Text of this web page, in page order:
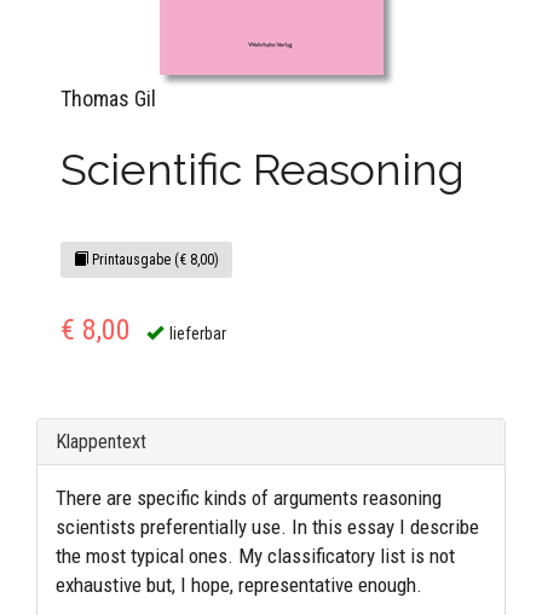
Thomas Gil
Scientific Reasoning
Printausgabe (€ 8,00)
€ 8,00 lieferbar
Klappentext
There are specific kinds of arguments reasoning
scientists preferentially use. In this essay I describe
the most typical ones. My classificatory list is not
exhaustive but, I hope, representative enough.